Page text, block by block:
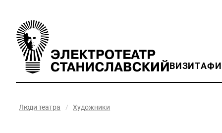
ВИЗИТ
Люди театра / Художники